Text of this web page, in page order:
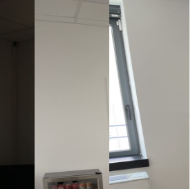
Bouchon
Coût HT
13h ou entre 13h et 18h
300€